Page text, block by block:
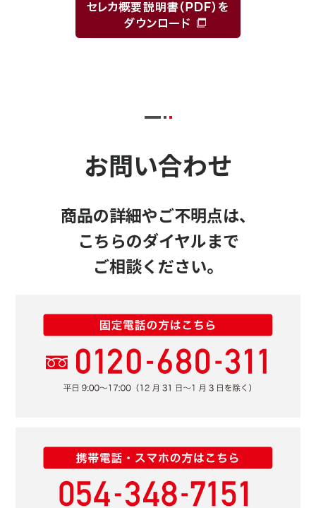
お問い合わせ
商品の詳細やご不明点は、
こちらのダイヤルまで
ご相談ください。